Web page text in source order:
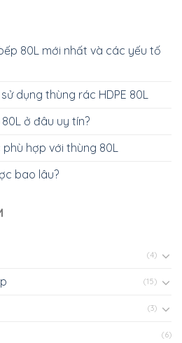
80L mới nhất và các yếu tố
dụng thùng rác HDPE 80L
ở đâu uy tín?
hợp với thùng 80L
bao lâu?
(4)
(15)
(3)
(6)